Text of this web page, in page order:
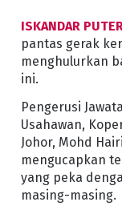
ISKANDAR
pantas gerak
menghulurkan
ini.
Pengerusi
Usahawan,
Johor, Mohd
mengucapkan
yang peka
masing-masing.